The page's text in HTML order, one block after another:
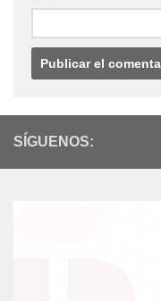
SÍGUENOS: